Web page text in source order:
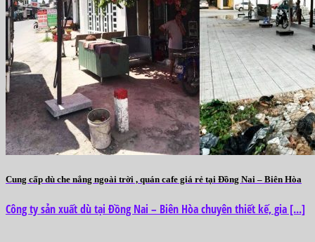
Cung cấp dù che nắng ngoài trời , quán cafe giá rẻ tại Đồng Nai – Biên Hòa
Công ty sản xuất dù tại Đồng Nai – Biên Hòa chuyên thiết kế, gia [...]